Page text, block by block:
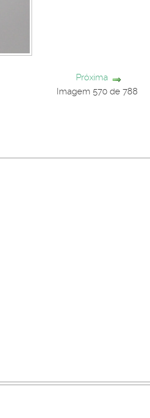
Próxima
Imagem 570 de 788